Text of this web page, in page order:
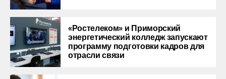
«Ростелеком» и Приморский
энергетический колледж запускают
программу подготовки кадров для
отрасли связи